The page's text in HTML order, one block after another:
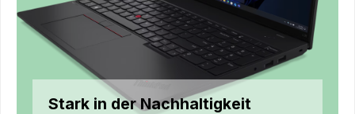
Stark in der Nachhaltigkeit